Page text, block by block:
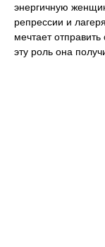
энергичную
репрессии и
мечтает
эту роль она